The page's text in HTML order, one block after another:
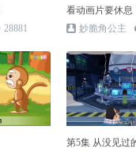
28881
看动画片要休息
妙脆角公主
第5集 从没见过